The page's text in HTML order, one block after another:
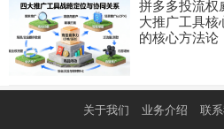
拼多多投流权
大推广工具核
的核心方法论
关于我们 业务介绍 联